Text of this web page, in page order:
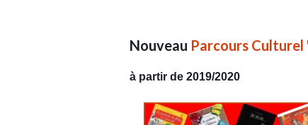
Nouveau Parcours Culturel
à partir de 2019/2020